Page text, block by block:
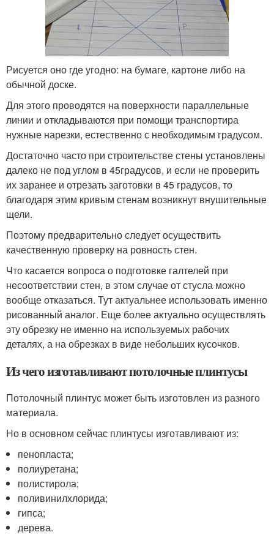
Рисуется оно где угодно: на бумаге, картоне либо на
обычной доске.
Для этого проводятся на поверхности параллельные
линии и откладываются при помощи транспортира
нужные нарезки, естественно с необходимым градусом.
Достаточно часто при строительстве стены установлены
далеко не под углом в 45градусов, и если не проверить
их заранее и отрезать заготовки в 45 градусов, то
благодаря этим кривым стенам возникнут внушительные
щели.
Поэтому предварительно следует осуществить
качественную проверку на ровность стен.
Что касается вопроса о подготовке галтелей при
несоответствии стен, в этом случае от стусла можно
вообще отказаться. Тут актуальнее использовать именно
рисованный аналог. Еще более актуально осуществлять
эту обрезку не именно на используемых рабочих
деталях, а на обрезках в виде небольших кусочков.
Из чего изготавливают потолочные плинтусы
Потолочный плинтус может быть изготовлен из разного
материала.
Но в основном сейчас плинтусы изготавливают из:
пенопласта;
полиуретана;
полистирола;
поливинилхлорида;
гипса;
дерева.